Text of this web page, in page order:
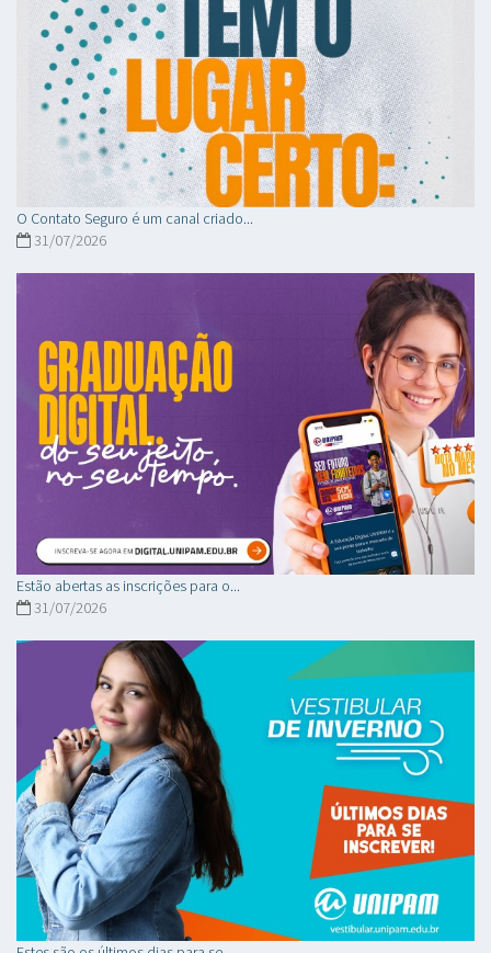
O Contato Seguro é um canal criado...
31/07/2026
Estão abertas as inscrições para o...
31/07/2026